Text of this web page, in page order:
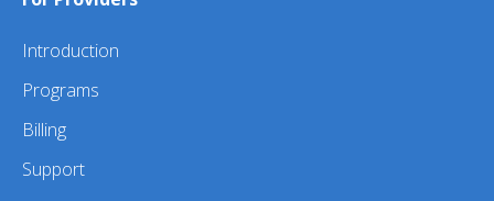
Introduction
Programs
Billing
Support